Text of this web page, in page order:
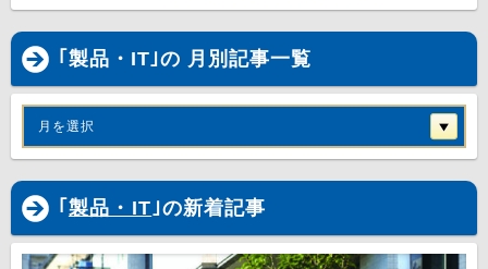
｢製品・IT｣の 月別記事一覧
月を選択
｢ 製品・IT｣の新着記事